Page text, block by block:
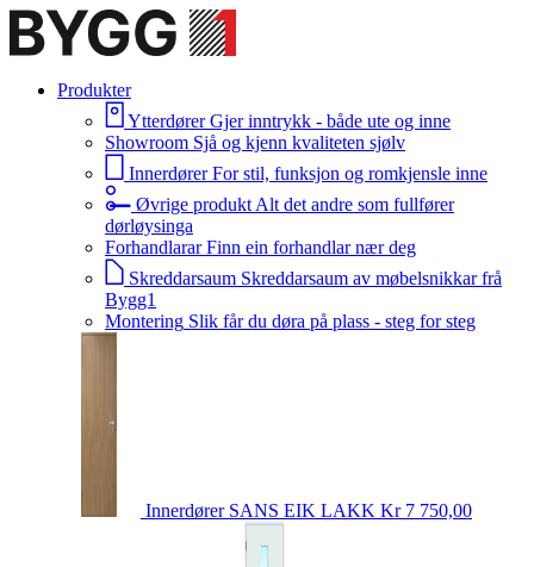
Produkter
Ytterdører Gjer inntrykk - både ute og inne
Showroom Sjå og kjenn kvaliteten sjølv
Innerdører For stil, funksjon og romkjensle inne
Øvrige produkt Alt det andre som fullfører
dørløysinga
Forhandlarar Finn ein forhandlar nær deg
Skreddarsaum Skreddarsaum av møbelsnikkar frå
Bygg1
Montering Slik får du døra på plass - steg for steg
Innerdører SANS EIK LAKK Kr 7 750,00